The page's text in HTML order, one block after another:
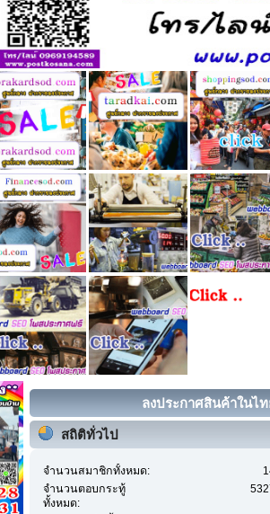
ลงประกาศสินค้าในไ
สถิติทั่วไป
จำนวนสมาชิกทั้งหมด:
จำนวนตอบกระทู้
ทั้งหมด: